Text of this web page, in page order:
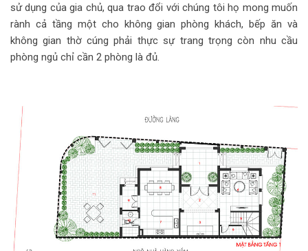
sử dụng của gia chủ, qua trao đổi với chúng tôi họ mong muốn
rành cả tầng một cho không gian phòng khách, bếp ăn và
không gian thờ cúng phải thực sự trang trọng còn nhu cầu
phòng ngủ chỉ cần 2 phòng là đủ.